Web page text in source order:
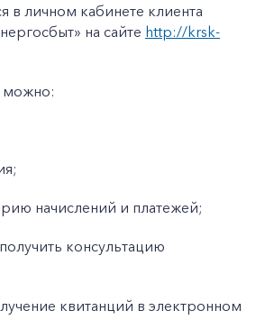
звонок
в личном кабинете клиента
на сайте http://krsk-
можно:
начислений и платежей;
консультацию
квитанций в электронном